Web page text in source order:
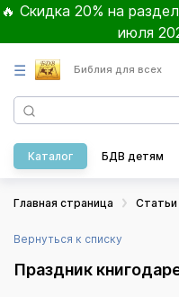
🔥 Скидка 20% на
июля
☰ Библия для всех
Каталог БДВ детям
Главная страница Статьи
Вернуться к списку
Праздник